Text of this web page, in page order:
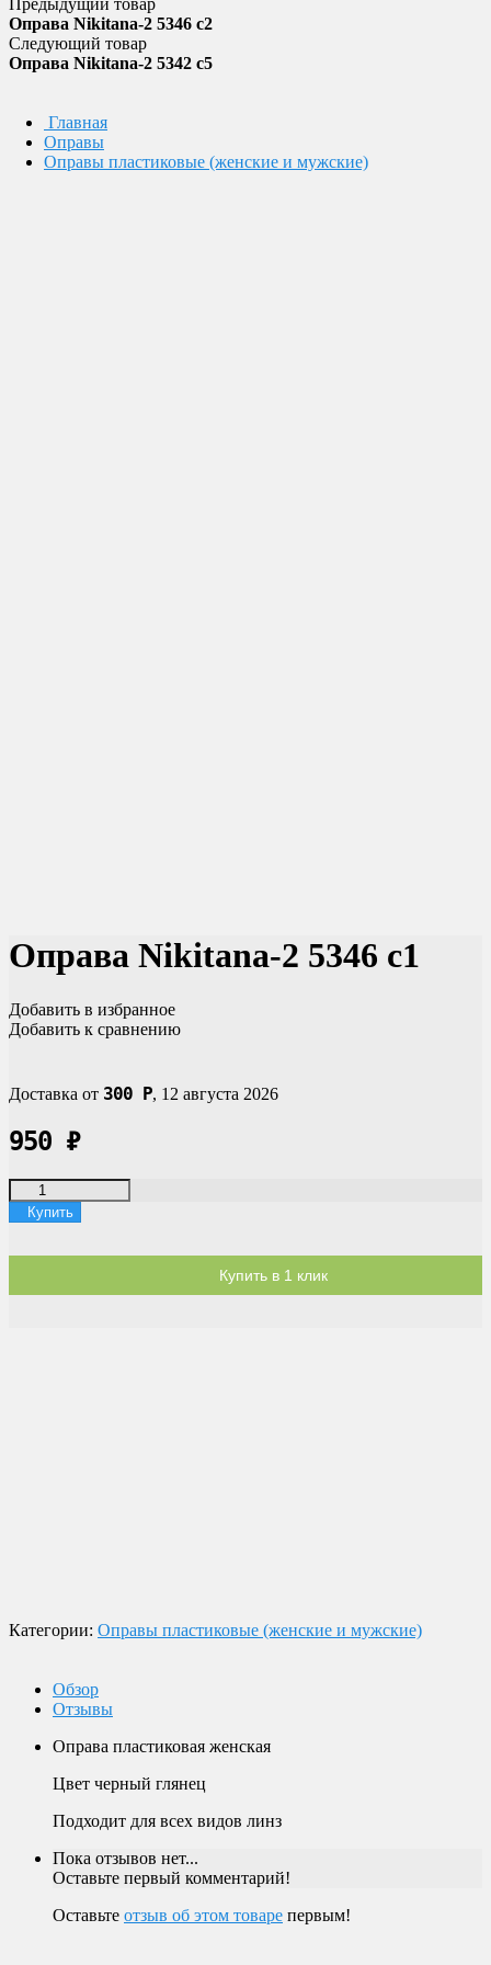
Предыдущий товар
Оправа Nikitana-2 5346 c2
Следующий товар
Оправа Nikitana-2 5342 c5
Главная
Оправы
Оправы пластиковые (женские и мужские)
Оправа Nikitana-2 5346 c1
Добавить в избранное
Добавить к сравнению
Доставка от 300 Р, 12 августа 2026
950 ₽
Купить
Купить в 1 клик
Категории: Оправы пластиковые (женские и мужские)
Обзор
Отзывы
Оправа пластиковая женская
Цвет черный глянец
Подходит для всех видов линз
Пока отзывов нет...
Оставьте первый комментарий!
Оставьте отзыв об этом товаре первым!